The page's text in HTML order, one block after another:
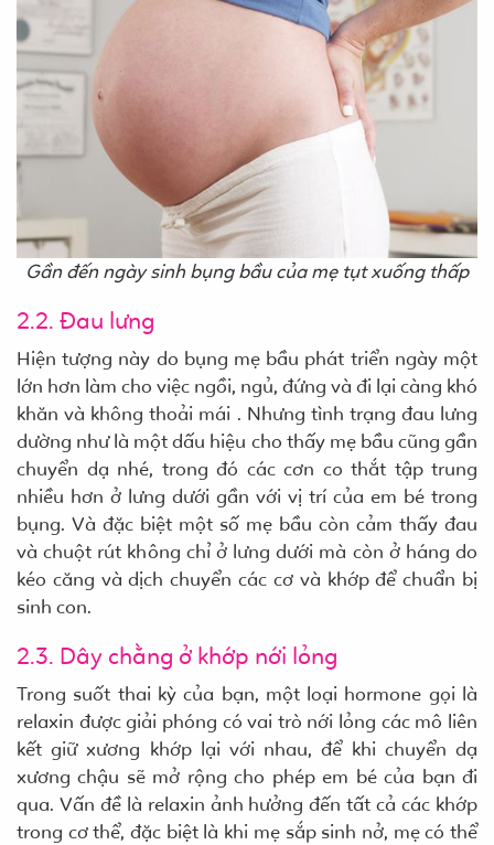
Gần đến ngày sinh bụng bầu của mẹ tụt xuống thấp
2.2. Đau lưng
Hiện tượng này do bụng mẹ bầu phát triển ngày một
lớn hơn làm cho việc ngồi, ngủ, đứng và đi lại càng khó
khăn và không thoải mái . Nhưng tình trạng đau lưng
dường như là một dấu hiệu cho thấy mẹ bầu cũng gần
chuyển dạ nhé, trong đó các cơn co thắt tập trung
nhiều hơn ở lưng dưới gần với vị trí của em bé trong
bụng. Và đặc biệt một số mẹ bầu còn cảm thấy đau
và chuột rút không chỉ ở lưng dưới mà còn ở háng do
kéo căng và dịch chuyển các cơ và khớp để chuẩn bị
sinh con.
2.3. Dây chằng ở khớp nới lỏng
Trong suốt thai kỳ của bạn, một loại hormone gọi là
relaxin được giải phóng có vai trò nới lỏng các mô liên
kết giữ xương khớp lại với nhau, để khi chuyển dạ
xương chậu sẽ mở rộng cho phép em bé của bạn đi
qua. Vấn đề là relaxin ảnh hưởng đến tất cả các khớp
trong cơ thể, đặc biệt là khi mẹ sắp sinh nở, mẹ có thể